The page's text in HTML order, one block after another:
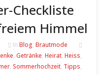
Checkliste
Himmel
In Blog, Brautmode
, Getränke, Heirat, Heiss,
, Sommerhochzeit, Tipps,